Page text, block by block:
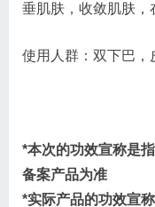
垂肌肤，收敛肌肤，
使用人群：双下巴，
*本次的功效宣称是
备案产品为准
*实际产品的功效宣